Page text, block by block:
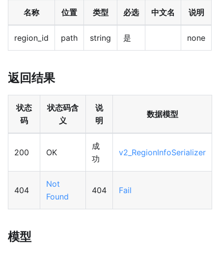
名称 位置 类型 必选 中文名 说明
region_id path string 是 none
返回结果
状态
码
状态码含
义
说
明
数据模型
200 OK
成
功
v2_RegionInfoSerializer
404
Not
Found
404 Fail
模型